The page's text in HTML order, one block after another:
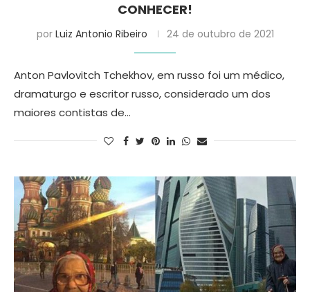
CONHECER!
por Luiz Antonio Ribeiro 24 de outubro de 2021
Anton Pavlovitch Tchekhov, em russo foi um médico,
dramaturgo e escritor russo, considerado um dos
maiores contistas de…